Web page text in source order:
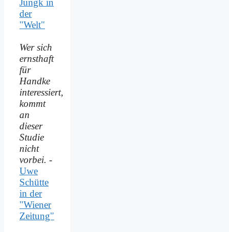
der
"Welt"
Wer sich
ernsthaft
für
Handke
interessiert,
kommt
an
dieser
Studie
nicht
vorbei. -
Uwe
Schütte
in der
"Wiener
Zeitung"